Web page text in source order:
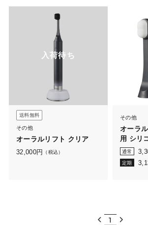
入荷待ち
送料無料
その他
オーラルリフト クリア
32,000円 （税込）
その他
オーラ
用 シリ
ド 2本入
通常
定期
1